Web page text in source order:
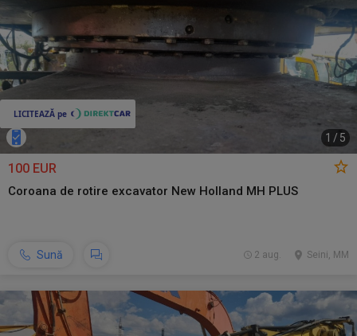
1 / 5
100 EUR
Coroana de rotire excavator New Holland MH PLUS
Sună Seini, MM
2 aug.